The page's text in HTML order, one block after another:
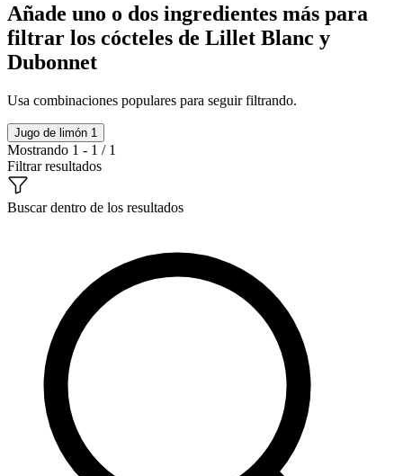
Añade uno o dos ingredientes más para
filtrar los cócteles de Lillet Blanc y
Dubonnet
Usa combinaciones populares para seguir filtrando.
Jugo de limón 1
Mostrando 1 - 1 / 1
Filtrar resultados
Buscar dentro de los resultados